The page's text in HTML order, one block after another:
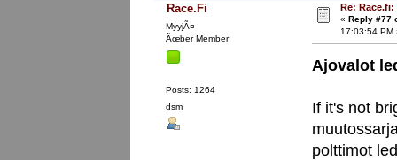
Race.Fi
MyyjÃ¤
Ãœber Member
Posts: 1264
dsm
Re:
« Reply #77
17:03:54 PM
Ajovalot
If it's not
polttimot